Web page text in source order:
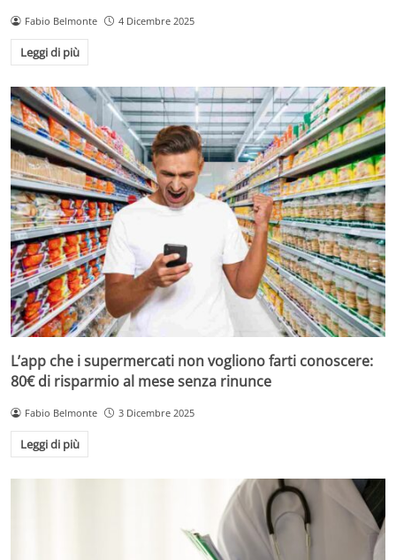
Fabio Belmonte 4 Dicembre 2025
Leggi di più
L’app che i supermercati non vogliono farti conoscere:
80€ di risparmio al mese senza rinunce
Fabio Belmonte 3 Dicembre 2025
Leggi di più